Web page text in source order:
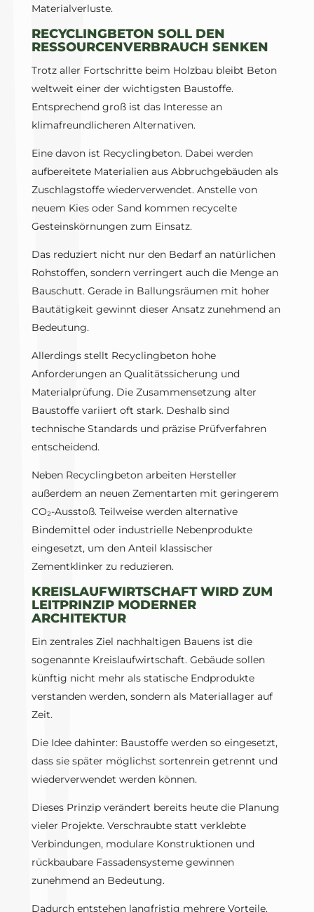
Materialverluste.
RECYCLINGBETON SOLL DEN
RESSOURCENVERBRAUCH SENKEN
Trotz aller Fortschritte beim Holzbau bleibt Beton
weltweit einer der wichtigsten Baustoffe.
Entsprechend groß ist das Interesse an
klimafreundlicheren Alternativen.
Eine davon ist Recyclingbeton. Dabei werden
aufbereitete Materialien aus Abbruchgebäuden als
Zuschlagstoffe wiederverwendet. Anstelle von
neuem Kies oder Sand kommen recycelte
Gesteinskörnungen zum Einsatz.
Das reduziert nicht nur den Bedarf an natürlichen
Rohstoffen, sondern verringert auch die Menge an
Bauschutt. Gerade in Ballungsräumen mit hoher
Bautätigkeit gewinnt dieser Ansatz zunehmend an
Bedeutung.
Allerdings stellt Recyclingbeton hohe
Anforderungen an Qualitätssicherung und
Materialprüfung. Die Zusammensetzung alter
Baustoffe variiert oft stark. Deshalb sind
technische Standards und präzise Prüfverfahren
entscheidend.
Neben Recyclingbeton arbeiten Hersteller
außerdem an neuen Zementarten mit geringerem
CO₂-Ausstoß. Teilweise werden alternative
Bindemittel oder industrielle Nebenprodukte
eingesetzt, um den Anteil klassischer
Zementklinker zu reduzieren.
KREISLAUFWIRTSCHAFT WIRD ZUM
LEITPRINZIP MODERNER
ARCHITEKTUR
Ein zentrales Ziel nachhaltigen Bauens ist die
sogenannte Kreislaufwirtschaft. Gebäude sollen
künftig nicht mehr als statische Endprodukte
verstanden werden, sondern als Materiallager auf
Zeit.
Die Idee dahinter: Baustoffe werden so eingesetzt,
dass sie später möglichst sortenrein getrennt und
wiederverwendet werden können.
Dieses Prinzip verändert bereits heute die Planung
vieler Projekte. Verschraubte statt verklebte
Verbindungen, modulare Konstruktionen und
rückbaubare Fassadensysteme gewinnen
zunehmend an Bedeutung.
Dadurch entstehen langfristig mehrere Vorteile.